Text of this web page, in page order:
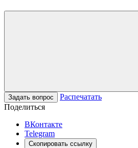
Задать вопрос
Распечатать
Поделиться
ВКонтакте
Telegram
Скопировать ссылку